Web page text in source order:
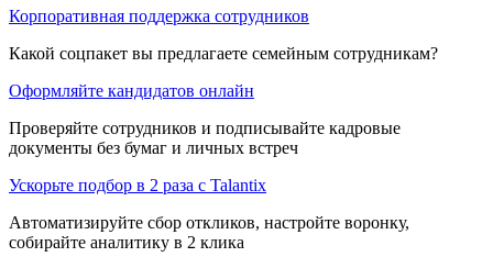
Корпоративная поддержка сотрудников
Какой соцпакет вы предлагаете семейным сотрудникам?
Оформляйте кандидатов онлайн
Проверяйте сотрудников и подписывайте кадровые
документы без бумаг и личных встреч
Ускорьте подбор в 2 раза с Talantix
Автоматизируйте сбор откликов, настройте воронку,
собирайте аналитику в 2 клика